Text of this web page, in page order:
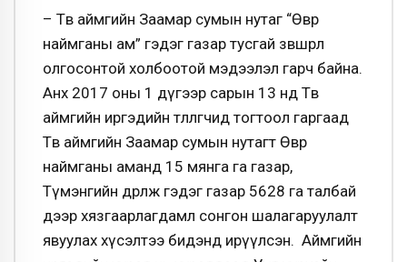
– Төв аймгийн Заамар сумын нутаг “Өвөр
наймганы ам” гэдэг газар тусгай зөвшөөрөл
олгосонтой холбоотой мэдээлэл гарч байна.
Анх 2017 оны 1 дүгээр сарын 13 нд Төв
аймгийн иргэдийн төлөөлөгчид тогтоол гаргаад
Төв аймгийн Заамар сумын нутагт Өвөр
наймганы аманд 15 мянга га газар,
Түмэнгийн дөрөлж гэдэг газар 5628 га талбай
дээр хязгаарлагдамл сонгон шалагаруулалт
явуулах хүсэлтээ бидэнд ирүүлсэн. Аймгийн